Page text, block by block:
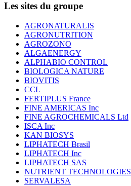
Les sites du groupe
AGRONATURALIS
AGRONUTRITION
AGROZONO
ALGAENERGY
ALPHABIO CONTROL
BIOLOGICA NATURE
BIOVITIS
CCL
FERTIPLUS France
FINE AMERICAS Inc
FINE AGROCHEMICALS Ltd
ISCA Inc
KAN BIOSYS
LIPHATECH Brasil
LIPHATECH Inc
LIPHATECH SAS
NUTRIENT TECHNOLOGIES
SERVALESA